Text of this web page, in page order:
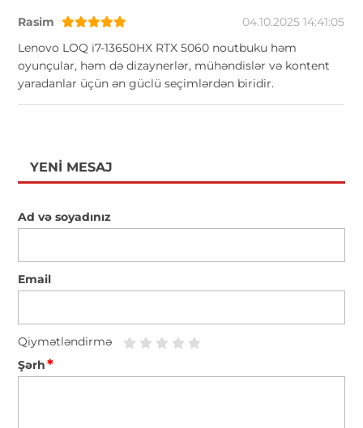
Rasim
04.10.2025 14:41:05
Lenovo LOQ i7-13650HX RTX 5060 noutbuku həm
oyunçular, həm də dizaynerlər, mühəndislər və kontent
yaradanlar üçün ən güclü seçimlərdən biridir.
YENI MESAJ
Ad və soyadınız
Email
Qiymətləndirmə
Şərh*